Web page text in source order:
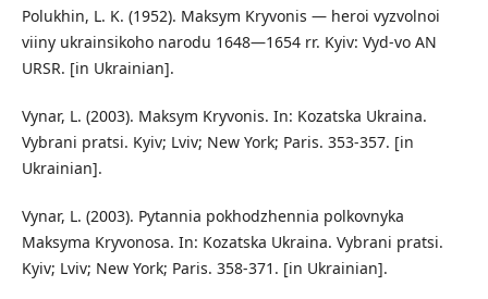
Polukhin, L. K. (1952). Maksym Kryvonis — heroi vyzvolnoi
viiny ukrainsikoho narodu 1648—1654 rr. Kyiv: Vyd-vo AN
URSR. [in Ukrainian].
Vynar, L. (2003). Maksym Kryvonis. In: Kozatska Ukraina.
Vybrani pratsi. Kyiv; Lviv; New York; Paris. 353-357. [in
Ukrainian].
Vynar, L. (2003). Pytannia pokhodzhennia polkovnyka
Maksyma Kryvonosa. In: Kozatska Ukraina. Vybrani pratsi.
Kyiv; Lviv; New York; Paris. 358-371. [in Ukrainian].